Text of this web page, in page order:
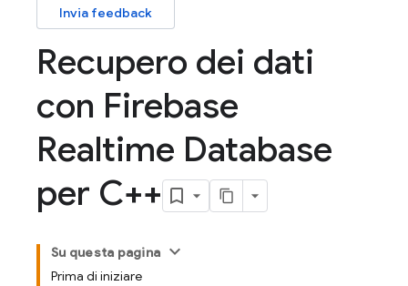
Invia feedback
Recupero dei dati
con Firebase
Realtime Database
per C++
Su questa pagina
Prima di iniziare